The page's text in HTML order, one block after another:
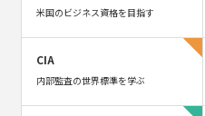
米国のビジネス資格を目指す
CIA
内部監査の世界標準を学ぶ